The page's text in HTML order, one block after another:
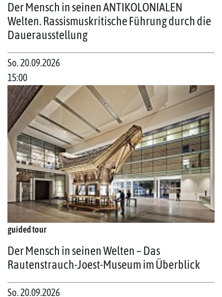
Der Mensch in seinen ANTIKOLONIALEN
Welten. Rassismuskritische Führung durch die
Dauerausstellung
So. 20.09.2026
15:00
guided tour
Der Mensch in seinen Welten – Das
Rautenstrauch-Joest-Museum im Überblick
So. 20.09.2026